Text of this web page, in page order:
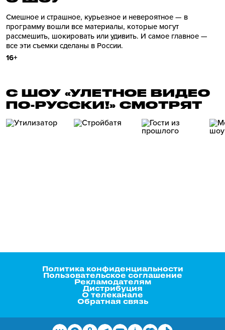
Смешное и страшное, курьезное и невероятное — в
программу вошли все материалы, которые могут
рассмешить, шокировать или удивить. И самое главное —
все эти съемки сделаны в России.
16+
С ШОУ «УЛЕТНОЕ ВИДЕО
ПО-РУССКИ!» СМОТРЯТ
Политика конфиденциальности
Пользовательское соглашение
Рекламодателям
Дистрибуция
О телеканале
Обратная связь